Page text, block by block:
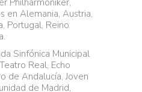
Philharmoniker,
en Alemania, Austria,
Portugal, Reino
Sinfónica Municipal
Real, Echo
de Andalucía, Joven
de Madrid,